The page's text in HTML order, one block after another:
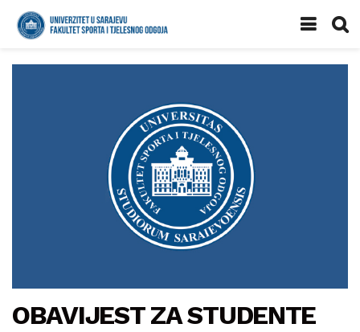
OBAVIJEST ZA STUDENTE